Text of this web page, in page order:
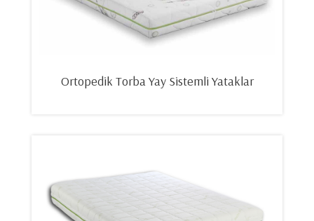
Ortopedik Torba Yay Sistemli Yataklar